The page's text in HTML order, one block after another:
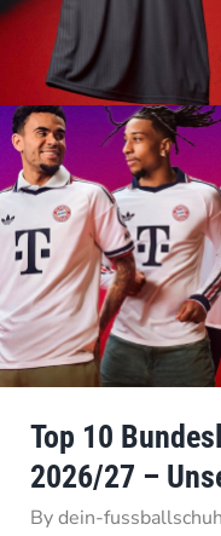
Top 10
2026/27 –
Bydein-fussballschuh